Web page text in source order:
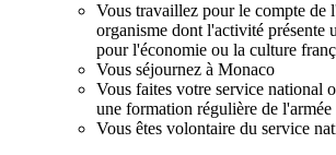
Vous travaillez pour le compte de
organisme dont l'activité présente
pour l'économie ou la culture
Vous séjournez à Monaco
Vous faites votre service national
une formation régulière de l'armée
Vous êtes volontaire du service